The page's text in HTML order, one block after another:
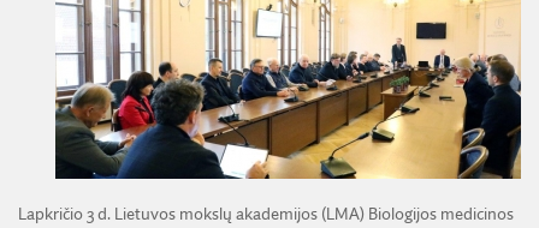
VIRTUALI LMA
TECHNIKOS MOKSLŲ SKYRIUS
JAUNOJI AKADEMIJA
SKYRIAI IR PADALINIAI
PAREIGYBIŲ APRAŠYMAS IR ATLIEKAMOS FUNKCIJOS
ŠVIESAUS ATMINIMO LMA NARIAI
BENDRADARBIAVIMO SUTARTYS
MOKSLININKO ETIKOS KODEKSAS
KORUPCIJOS PREVENCIJA
PRANEŠĖJŲ APSAUGA
BENDRADARBIAVIMAS SU REGIONAIS
LMA IR AKADEMIKAI ŽINIASKLAIDOJE
PASLAUGOS
ES SF PARAMA LMA
FINANSŲ KONTROLĖS TAISYKLĖS
ŪKIO SUBJEKTŲ PRIEŽIŪRA
TARNYBINIAI LENGVIEJI AUTOMOBILIAI
LĖŠOS VEIKLAI VIEŠINTI
Lapkričio 3 d. Lietuvos mokslų akademijos (LMA) Biologijos medicinos